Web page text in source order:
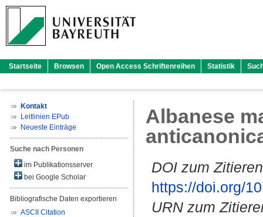
Startseite Browsen Open Access Schriftenreihen Statistik
Kontakt
Leitlinien EPub
Neueste Einträge
Suche nach Personen
im Publikationsserver
bei Google Scholar
Bibliografische Daten exportieren
ASCII Citation
Albanese
DOI zum
https://doi.org/
URN zum